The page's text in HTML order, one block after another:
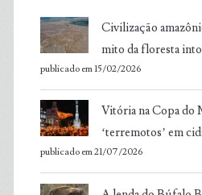
Civilização
mito da floresta
publicado em 15/02/2026
Vitória na Copa do
‘terremotos’ em
publicado em 21/07/2026